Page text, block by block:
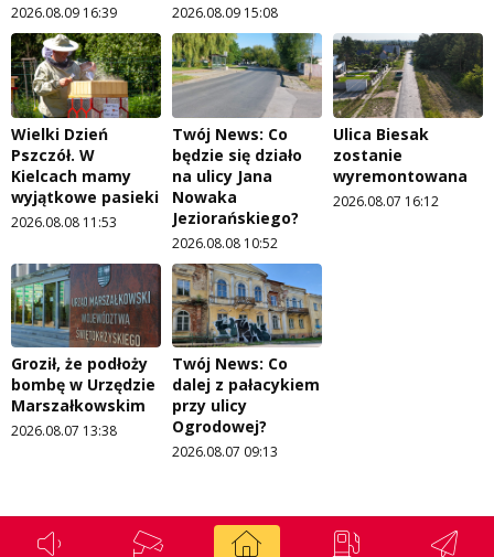
2026.08.09 16:39 2026.08.09 15:08
Wielki Dzień
Pszczół. W
Kielcach mamy
wyjątkowe pasieki
2026.08.08 11:53
Twój News: Co
będzie się działo
na ulicy Jana
Nowaka
Jeziorańskiego?
2026.08.08 10:52
Ulica Biesak
zostanie
wyremontowana
2026.08.07 16:12
Groził, że podłoży
bombę w Urzędzie
Marszałkowskim
2026.08.07 13:38
Twój News: Co
dalej z pałacykiem
przy ulicy
Ogrodowej?
2026.08.07 09:13